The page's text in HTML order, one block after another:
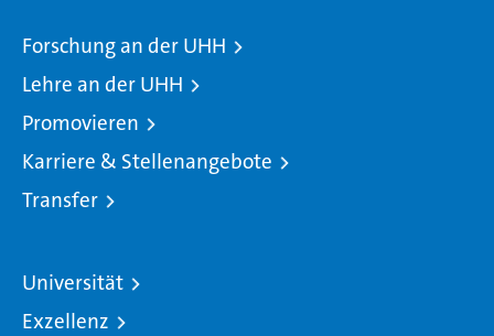
Forschung an der UHH
Lehre an der UHH
Promovieren
Karriere & Stellenangebote
Transfer
Universität
Exzellenz